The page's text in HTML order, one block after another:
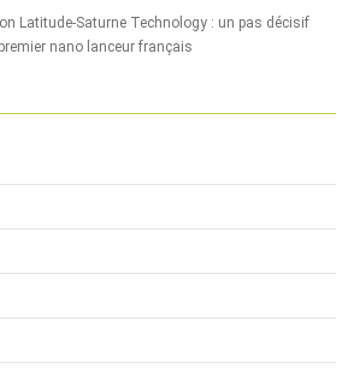
Latitude-Saturne Technology : un pas décisif
nano lanceur français